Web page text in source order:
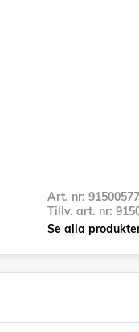
Art. nr:
Tillv. art. nr:
Se alla